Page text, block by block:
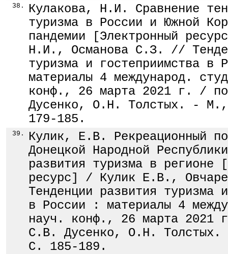
38.
Кулакова, Н.И. Сравнение
туризма в России и Южной
пандемии [Электронный
Н.И., Османова С.З. //
туризма и гостеприимства в
материалы 4 международ.
конф., 26 марта 2021 г. /
Дусенко, О.Н. Толстых. -
179-185.
39.
Кулик, Е.В. Рекреационный
Донецкой Народной
развития туризма в регионе
ресурс] / Кулик Е.В.,
Тенденции развития туризма
в России : материалы 4
науч. конф., 26 марта
С.В. Дусенко, О.Н.
С. 185-189.